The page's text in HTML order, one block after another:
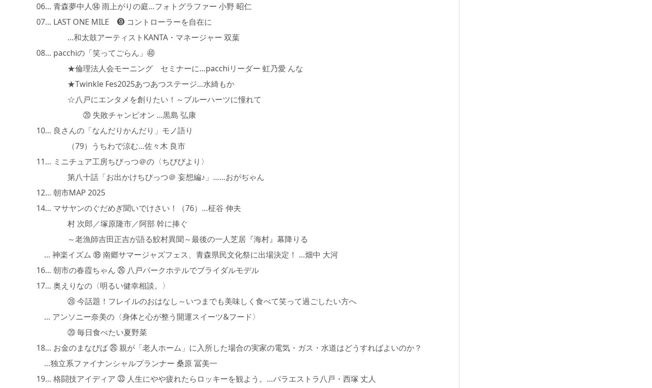
06… 青森夢中人⑭ 雨上がりの庭…フォトグラファー 小野 昭仁
07… LAST ONE MILE ❾ コントローラーを自在に
…和太鼓アーティストKANTA・マネージャー 双葉
08… pacchiの「笑ってごらん」㊵
★倫理法人会モーニング セミナーに…pacchiリーダー 虹乃愛 んな
★Twinkle Fes2025あつあつステージ…水綺もか
☆八戸にエンタメを創りたい！～ブルーハーツに憧れて
⑳ 失敗チャンピオン …黒島 弘康
10… 良さんの「なんだりかんだり」モノ語り
（79）うちわで涼む…佐々木 良市
11… ミニチュア工房ちびっつ＠の〈ちびびより〉
第八十話「お出かけちびっつ＠ 妄想編♪」……おがぢゃん
12… 朝市MAP 2025
14… マサヤンのぐだめぎ聞いでけさい！（76）…柾谷 伸夫
村 次郎／塚原隆市／阿部 幹に捧ぐ
～老漁師吉田正吉が語る鮫村異聞～最後の一人芝居『海村』幕降りる
… 神楽イズム ⑱ 南郷サマージャズフェス、青森県民文化祭に出場決定！ …畑中 大河
16… 朝市の春霞ちゃん ㉖ 八戸パークホテルでブライダルモデル
17… 奥えりなの〈明るい健幸相談。〉
㉘ 今話題！フレイルのおはなし～いつまでも美味しく食べて笑って過ごしたい方へ
… アンソニー奈美の〈身体と心が整う開運スイーツ&フード〉
⑳ 毎日食べたい夏野菜
18… お金のまなびば ㉖ 親が「老人ホーム」に入所した場合の実家の電気・ガス・水道はどうすればよいのか？
…独立系ファイナンシャルプランナー 桑原 冨美一
19… 格闘技アイディア ㉝ 人生にやや疲れたらロッキーを観よう。…パラエストラ八戸・西塚 丈人